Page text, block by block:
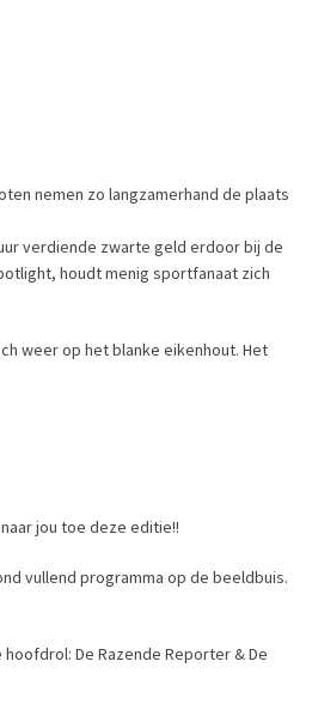
nemen zo langzamerhand de plaats
verdiende zwarte geld erdoor bij de
houdt menig sportfanaat zich
weer op het blanke eikenhout. Het
jou toe deze editie!!
vullend programma op de beeldbuis.
De Razende Reporter & De